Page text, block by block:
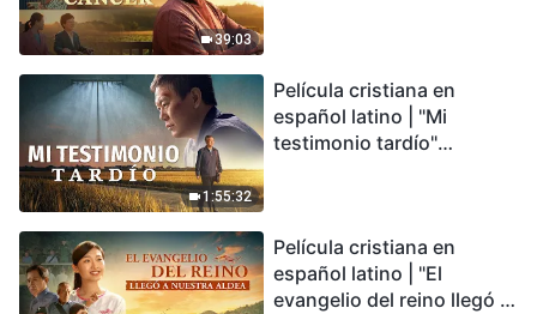
39:03
1:55:32
Película cristiana en
español latino | "Mi
testimonio tardío"
conmovedor
Película cristiana en
español latino | "El
evangelio del reino llegó a